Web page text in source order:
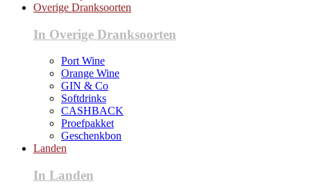
Overige Dranksoorten
In Overige Dranksoorten
Port Wine
Orange Wine
GIN & Co
Softdrinks
CASHBACK
Proefpakket
Geschenkbon
Landen
In Landen